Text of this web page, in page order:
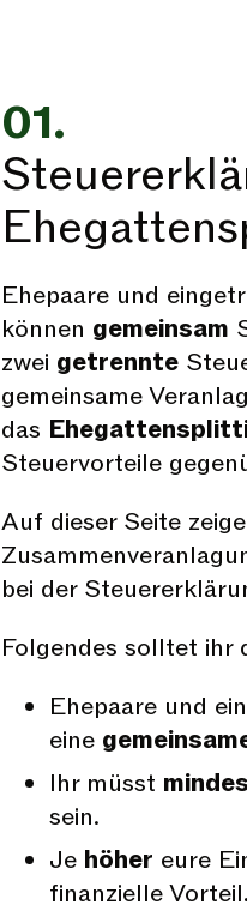
01.
Ehepaare und
können gemeinsam
zwei getrennte
gemeinsame
das
Steuervorteile
Auf dieser Seite
bei der
Folgendes solltet ihr
Ehepaare und
eine
Ihr müsst
sein.
Je höher eure
finanzielle Vorteil.